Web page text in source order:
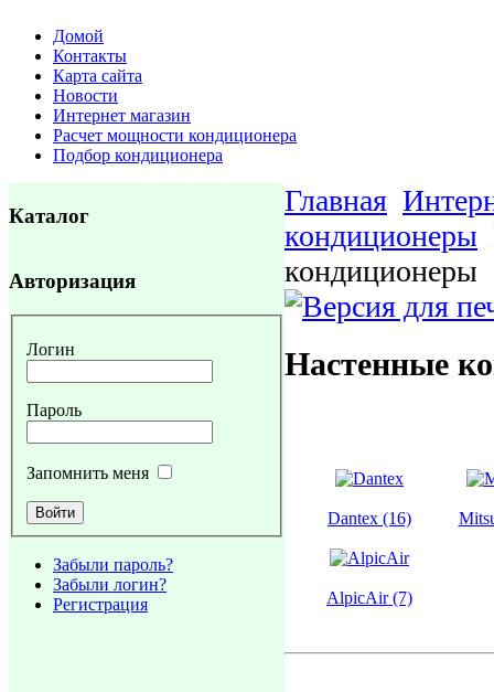
Домой
Контакты
Карта сайта
Новости
Интернет магазин
Расчет мощности кондиционера
Подбор кондиционера
Каталог
Авторизация
Логин
Пароль
Запомнить меня
Забыли пароль?
Забыли логин?
Регистрация
Главная
кондиционеры
кондиционеры
Настенные
Dantex (16)
AlpicAir (7)